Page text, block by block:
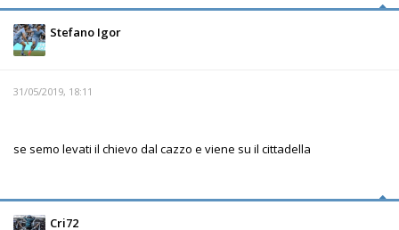
Stefano Igor
31/05/2019, 18:11
se semo levati il chievo dal cazzo e viene su il cittadella
Cri72